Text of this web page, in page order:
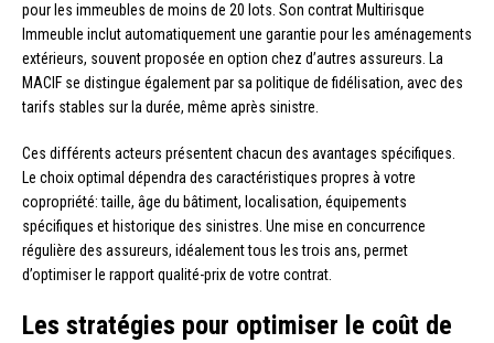
pour les immeubles de moins de 20 lots. Son contrat Multirisque
Immeuble inclut automatiquement une garantie pour les aménagements
extérieurs, souvent proposée en option chez d’autres assureurs. La
MACIF se distingue également par sa politique de fidélisation, avec des
tarifs stables sur la durée, même après sinistre.
Ces différents acteurs présentent chacun des avantages spécifiques.
Le choix optimal dépendra des caractéristiques propres à votre
copropriété: taille, âge du bâtiment, localisation, équipements
spécifiques et historique des sinistres. Une mise en concurrence
régulière des assureurs, idéalement tous les trois ans, permet
d’optimiser le rapport qualité-prix de votre contrat.
Les stratégies pour optimiser le coût de